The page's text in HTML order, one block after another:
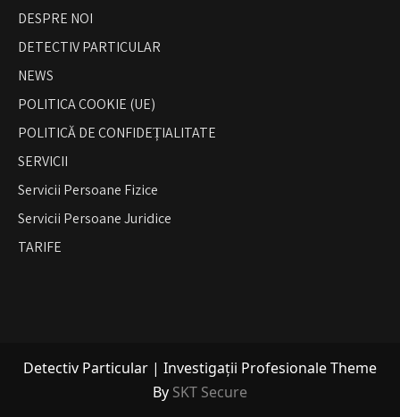
DESPRE NOI
DETECTIV PARTICULAR
NEWS
POLITICA COOKIE (UE)
POLITICĂ DE CONFIDEȚIALITATE
SERVICII
Servicii Persoane Fizice
Servicii Persoane Juridice
TARIFE
Detectiv Particular | Investigații Profesionale Theme
By SKT Secure